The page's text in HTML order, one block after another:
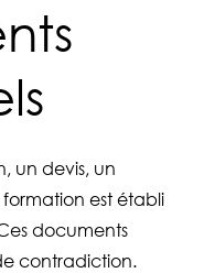
un devis, un
est établi
documents
contradiction.